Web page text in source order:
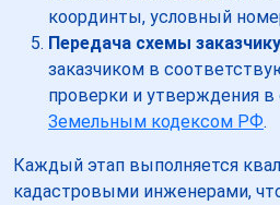
координты, условный
Передача схемы
заказчиком в
проверки и утверждения в
Земельным кодексом РФ.
Каждый этап выполняется
кадастровыми инженерами,